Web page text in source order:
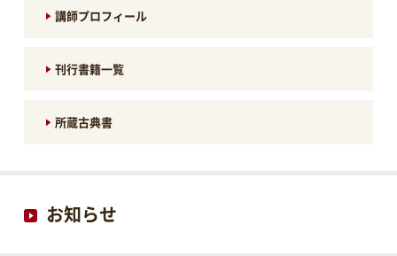
講師プロフィール
刊行書籍一覧
所蔵古典書
お知らせ